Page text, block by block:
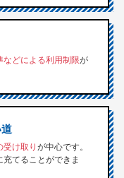
などによる利用制限が
け取り が中心です。
てることができま